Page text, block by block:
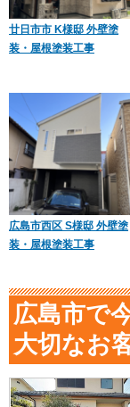
廿日市市 K様邸 外壁塗
装・屋根塗装工事
広島市西区 S様邸 外壁塗
装・屋根塗装工事
広島市で
大切なお